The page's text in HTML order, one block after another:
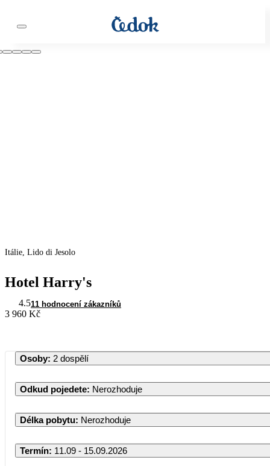
Itálie, Lido di Jesolo
Hotel Harry's
4.511 hodnocení zákazníků
3 960 Kč
Osoby: 2 dospělí
Odkud pojedete: Nerozhoduje
Délka pobytu: Nerozhoduje
Termín: 11.09 - 15.09.2026